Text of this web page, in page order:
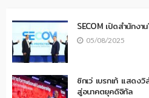
SECOM เปิดสำนักง
05/08/2025
ซิกเว่ เบรกเก้ แสดงวิ
สู่อนาคตยุคดิจิทัล